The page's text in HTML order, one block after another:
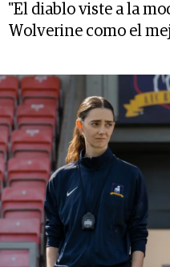
"El diablo viste a la
Wolverine como el